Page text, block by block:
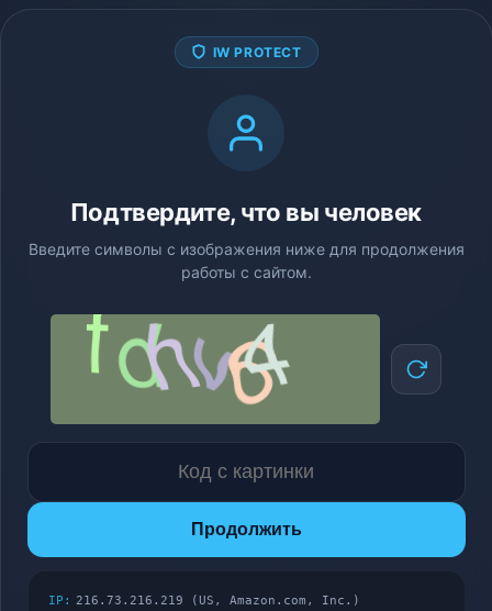
IW PROTECT
Подтвердите, что вы человек
Введите символы с изображения ниже для продолжения
работы с сайтом.
Продолжить
IP:
216.73.216.219 (US, Amazon.com, Inc.)